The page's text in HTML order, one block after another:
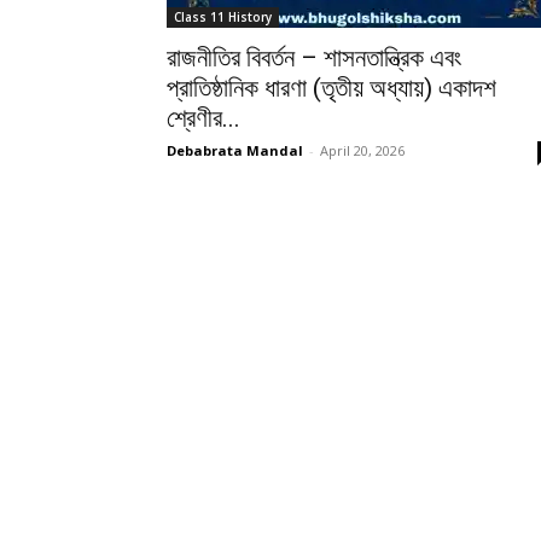
Class 11 History
রাজনীতির বিবর্তন – শাসনতান্ত্রিক এবং
প্রাতিষ্ঠানিক ধারণা (তৃতীয় অধ্যায়) একাদশ
শ্রেণীর...
Debabrata Mandal - April 20, 2026